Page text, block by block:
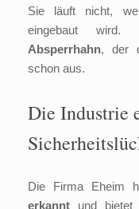
Sie läuft nicht,
eingebaut wird.
Absperrhahn, der
schon aus.
Die Industrie
Die Firma Eheim
erkannt und bietet